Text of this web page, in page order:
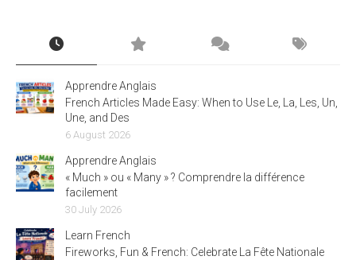
Apprendre Anglais
French Articles Made Easy: When to Use Le, La, Les, Un,
Une, and Des
6 August 2026
Apprendre Anglais
« Much » ou « Many » ? Comprendre la différence
facilement
30 July 2026
Learn French
Fireworks, Fun & French: Celebrate La Fête Nationale